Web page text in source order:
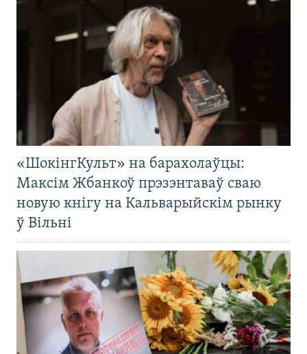
«ШокінгКульт» на барахолаўцы:
Максім Жбанкоў прэзэнтаваў сваю
новую кнігу на Кальварыйскім рынку
ў Вільні